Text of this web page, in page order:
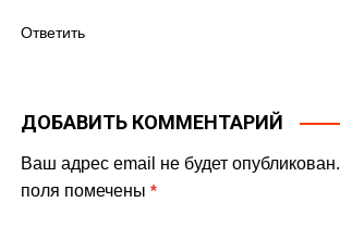
Ответить
ДОБАВИТЬ КОММЕНТАРИЙ
Ваш адрес email не будет опубликован.
поля помечены*